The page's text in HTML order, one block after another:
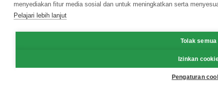
menyediakan fitur media sosial dan untuk meningkatkan serta
Pelajari lebih lanjut
Tolak semua
Izinkan
Pengaturan